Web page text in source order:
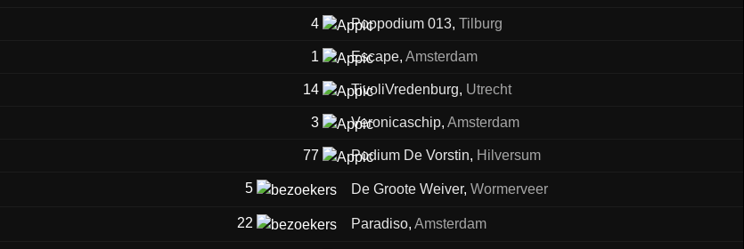
4 Poppodium 013, Tilburg
1 Escape, Amsterdam
14 TivoliVredenburg, Utrecht
3 Veronicaschip, Amsterdam
77 Podium De Vorstin, Hilversum
5 De Groote Weiver, Wormerveer
22 Paradiso, Amsterdam